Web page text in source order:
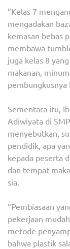
“Kelas 7
mengadakan
kemasan bebas
membawa
juga kelas 8
makanan,
pembungkusnya
Sementara itu,
Adiwiyata di
menyebutkan,
pendidik, apa
kepada peserta
dan tempat
sia.
“Pembiasaan
pekerjaan
metode
bahwa plastik